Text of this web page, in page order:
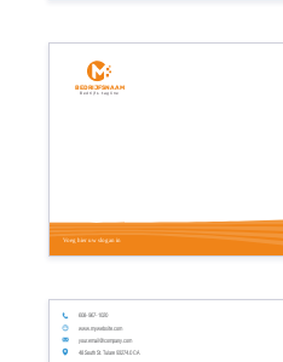
Voeg hier uw slogan in
Bedrijfsnaam
Bedrijfs tagline
your.email@company.com
48 South St. Tulare 93274.0 CA
www.mywebsite.com
608-967-1020